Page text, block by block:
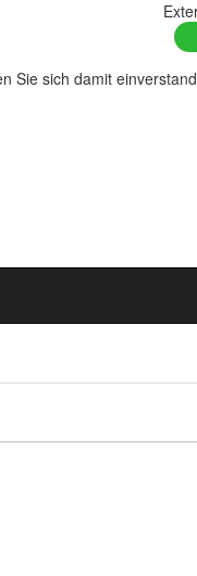
Sie sich damit